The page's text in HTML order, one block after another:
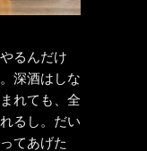
るんだけ
深酒はしな
れても、全
るし。だい
てあげた